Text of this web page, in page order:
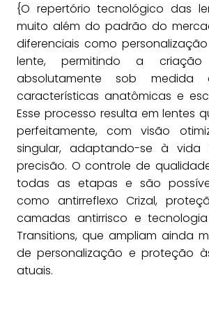
{O repertório tecnológico das
muito além do padrão do
diferenciais como
lente, permitindo a
absolutamente sob medida
características anatômicas e
Esse processo resulta em lentes
perfeitamente, com visão
singular, adaptando-se à vida
precisão. O controle de
todas as etapas e são
como antirreflexo Crizal,
camadas antirrisco e
Transitions, que ampliam ainda
de personalização e proteção
atuais.